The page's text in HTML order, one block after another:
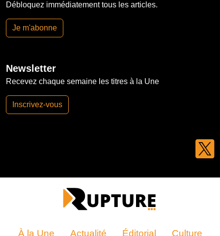
Débloquez immédiatement tous les articles.
Je m'abonne
Newsletter
Recevez chaque semaine les titres à la Une
Inscrivez-vous
À la Une Actualité Éditorial Culture